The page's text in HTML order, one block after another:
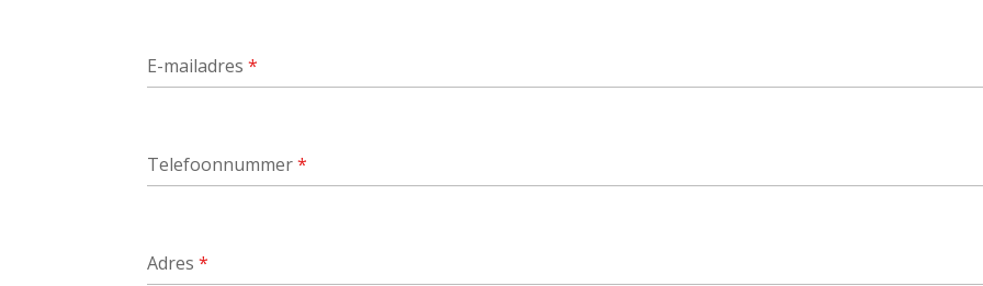
E-mailadres*
Telefoonnummer*
Adres*